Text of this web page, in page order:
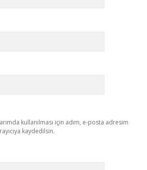
kullanılması için adım, e-posta adresim
kaydedilsin.